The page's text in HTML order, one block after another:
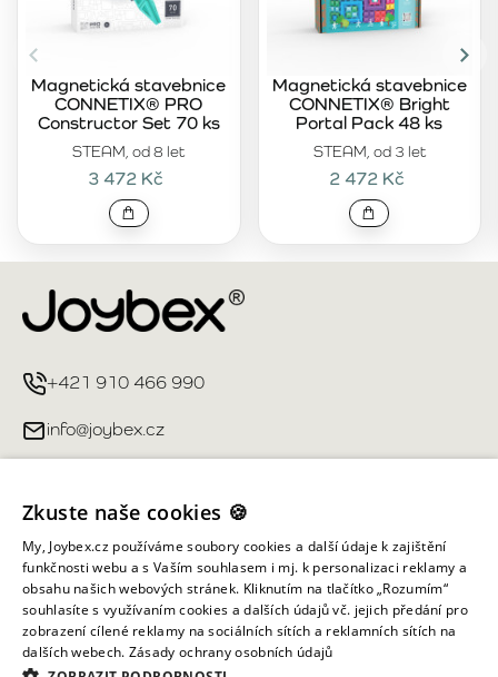
STEAM, od 8 let
Magnetická stavebnice
CONNETIX® PRO
Constructor Set 70 ks
3 472 Kč
STEAM, od 3 let
Magnetická stavebnice
CONNETIX® Bright
Portal Pack 48 ks
2 472 Kč
+421 910 466 990
info@joybex.cz
Můj účet
Informace obchodu
Všechna práva vyhrazena ©
Zkuste naše cookies 🍪
My, Joybex.cz používáme soubory cookies a další údaje k zajištění
funkčnosti webu a s Vaším souhlasem i mj. k personalizaci reklamy a
obsahu našich webových stránek. Kliknutím na tlačítko „Rozumím“
souhlasíte s využívaním cookies a dalších údajů vč. jejich předání pro
zobrazení cílené reklamy na sociálních sítích a reklamních sítích na
dalších webech. Zásady ochrany osobních údajů